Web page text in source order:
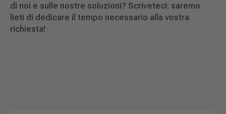
di noi e sulle nostre soluzioni? Scriveteci: saremo
lieti di dedicare il tempo necessario alla vostra
richiesta!